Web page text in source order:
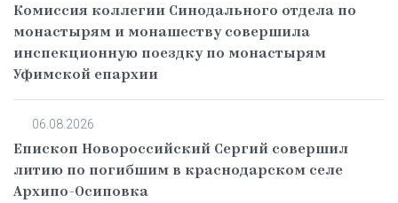
Комиссия коллегии Синодального отдела по
монастырям и монашеству совершила
инспекционную поездку по монастырям
Уфимской епархии
06.08.2026
Епископ Новороссийский Сергий совершил
литию по погибшим в краснодарском селе
Архипо-Осиповка